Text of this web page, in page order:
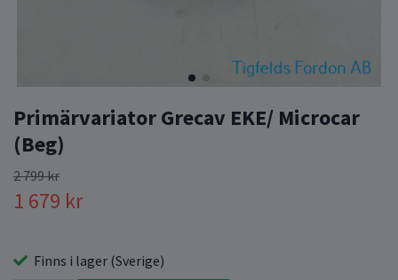
Primärvariator Grecav EKE/ Microcar
(Beg)
2 799 kr
1 679 kr
Finns i lager (Sverige)